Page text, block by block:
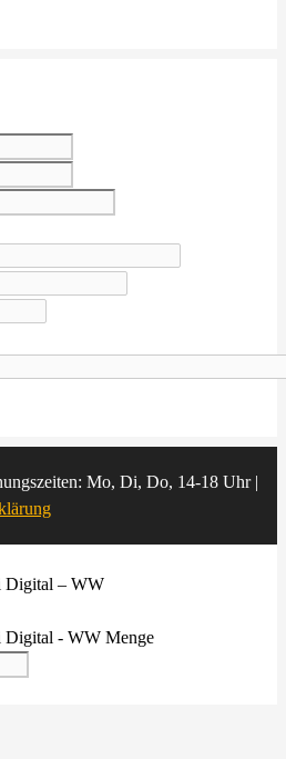
Mo, Di, Do, 14-18 Uhr |
Digital – WW
Digital - WW Menge